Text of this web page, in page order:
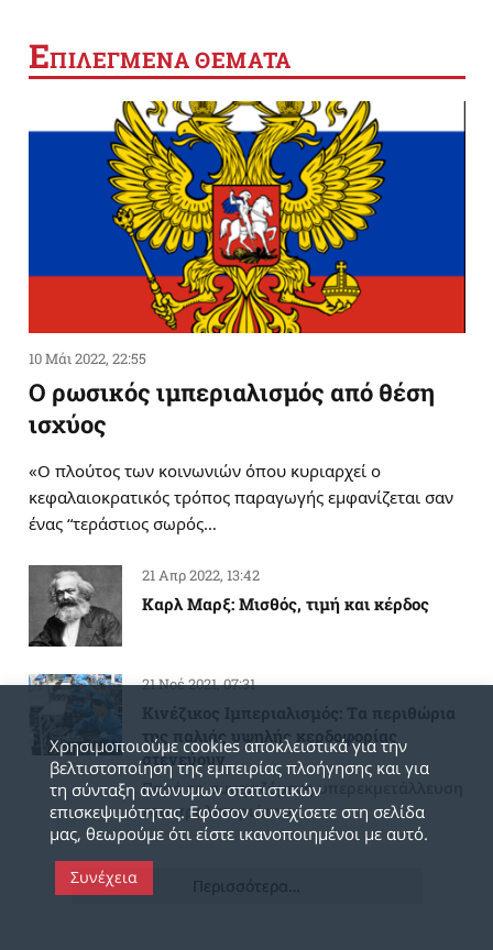
ΕΠΙΛΕΓΜΕΝΑ ΘΕΜΑΤΑ
10 Μάι 2022, 22:55
Ο ρωσικός ιμπεριαλισμός από θέση
ισχύος
«Ο πλούτος των κοινωνιών όπου κυριαρχεί ο
κεφαλαιοκρατικός τρόπος παραγωγής εμφανίζεται σαν
ένας “τεράστιος σωρός…
21 Απρ 2022, 13:42
Καρλ Μαρξ: Μισθός, τιμή και κέρδος
21 Νοέ 2021, 07:31
Κινέζικος Ιμπεριαλισμός: Tα περιθώρια
της παλιάς υψηλής κερδοφορίας
στενεύουν
Παρά τη συνεχιζόμενη υπερεκμετάλλευση
του προλεταριάτου
Χρησιμοποιούμε cookies αποκλειστικά για την
βελτιστοποίηση της εμπειρίας πλοήγησης και για
τη σύνταξη ανώνυμων στατιστικών
επισκεψιμότητας. Εφόσον συνεχίσετε στη σελίδα
μας, θεωρούμε ότι είστε ικανοποιημένοι με αυτό.
Συνέχεια